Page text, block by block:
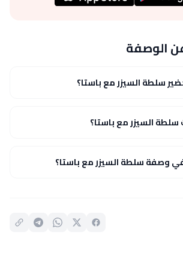
الوصفة
سلطة السيزر مع باستا؟
السيزر مع باستا؟
سلطة السيزر مع باستا؟